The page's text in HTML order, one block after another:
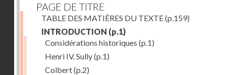
PAGE DE TITRE
TABLE DES MATIÈRES DU TEXTE(p.159)
INTRODUCTION (p.1)
Considérations historiques (p.1)
Henri IV. Sully(p.1)
Colbert(p.2)